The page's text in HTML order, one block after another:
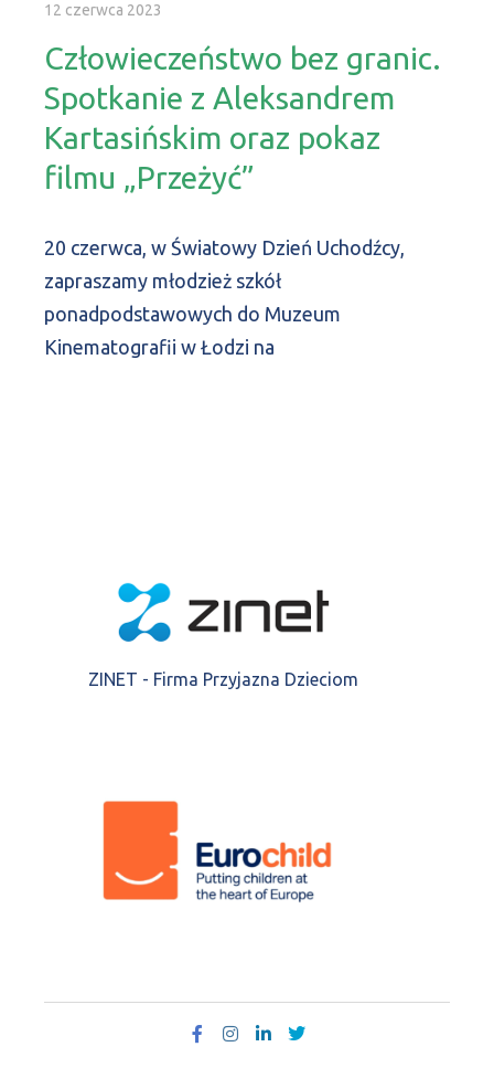
12 czerwca 2023
Człowieczeństwo bez granic.
Spotkanie z Aleksandrem
Kartasińskim oraz pokaz
filmu „Przeżyć”
20 czerwca, w Światowy Dzień Uchodźcy,
zapraszamy młodzież szkół
ponadpodstawowych do Muzeum
Kinematografii w Łodzi na
ZINET - Firma Przyjazna Dzieciom